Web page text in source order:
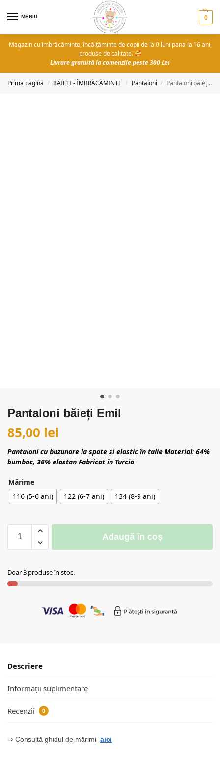
MENIU 0
Magazin cu îmbrăcăminte, încălțăminte de copii de la 0 luni pana la 16 ani,
produse de calitate.
Livrare gratuită la comenzile peste 300 Lei
Prima pagină / BĂIEȚI - ÎMBRĂCĂMINTE / Pantaloni / Pantaloni băieți Emil
Pantaloni băieți Emil
85,00 lei
Pantaloni cu buzunare la spate și elastic în talie Material: 64%
bumbac, 36% elastan Fabricat în Turcia
Mărime
116 (5-6 ani)
122 (6-7 ani) 134 (8-9 ani)
Adaugă în coș
Doar 3 produse în stoc.
Descriere
Informații suplimentare
Recenzii 0
⇒ Consultă ghidul de mărimi aici